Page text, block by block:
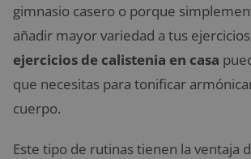
gimnasio casero o porque
añadir mayor variedad a tus
ejercicios de calistenia en casa
que necesitas para tonificar
cuerpo.
Este tipo de rutinas tienen la ventaja